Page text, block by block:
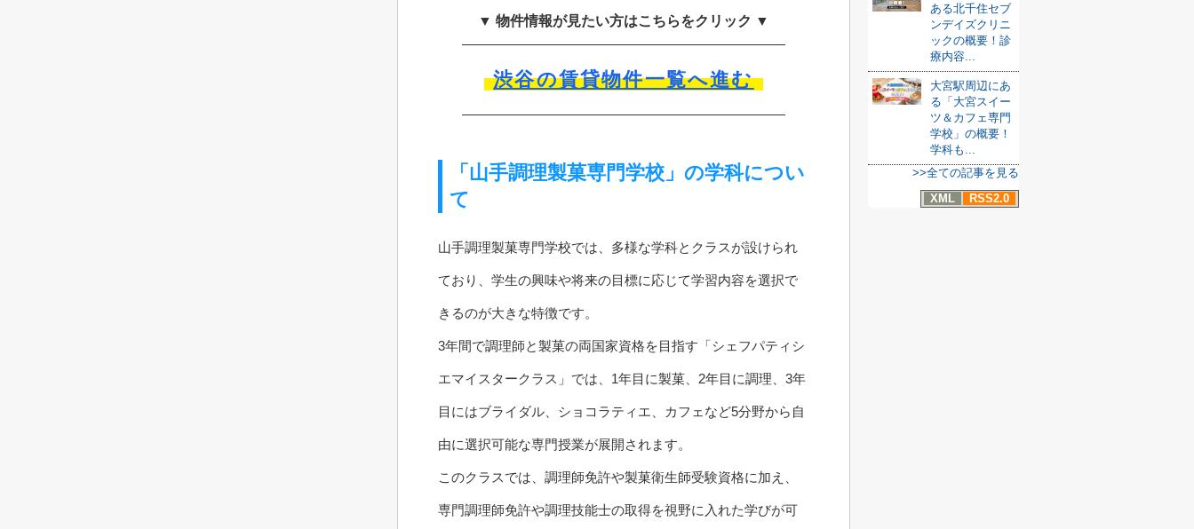
▼ 物件情報が見たい方はこちらをクリック ▼
渋谷の賃貸物件一覧へ進む
「山手調理製菓専門学校」の学科につい
て
山手調理製菓専門学校では、多様な学科とクラスが設けられ
ており、学生の興味や将来の目標に応じて学習内容を選択で
きるのが大きな特徴です。
3年間で調理師と製菓の両国家資格を目指す「シェフパティシ
エマイスタークラス」では、1年目に製菓、2年目に調理、3年
目にはブライダル、ショコラティエ、カフェなど5分野から自
由に選択可能な専門授業が展開されます。
このクラスでは、調理師免許や製菓衛生師受験資格に加え、
専門調理師免許や調理技能士の取得を視野に入れた学びが可
ある北千住セブ
ンデイズクリニ
ックの概要！診
療内容...
大宮駅周辺にあ
る「大宮スイー
ツ＆カフェ専門
学校」の概要！
学科も...
>>全ての記事を見る
XML
RSS2.0